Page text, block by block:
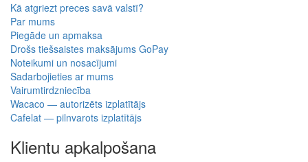
Kā atgriezt preces savā valstī?
Par mums
Piegāde un apmaksa
Drošs tiešsaistes maksājums GoPay
Noteikumi un nosacījumi
Sadarbojieties ar mums
Vairumtirdzniecība
Wacaco — autorizēts izplatītājs
Cafelat — pilnvarots izplatītājs
Klientu apkalpošana